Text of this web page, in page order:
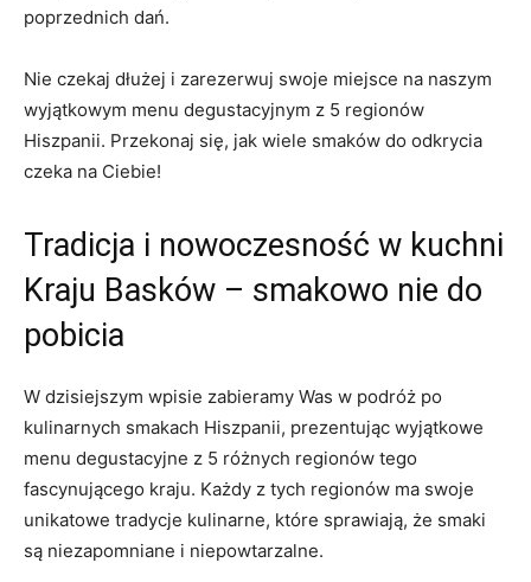
poprzednich dań.
Nie czekaj dłużej i zarezerwuj swoje miejsce na naszym
wyjątkowym menu degustacyjnym z 5 regionów
Hiszpanii. Przekonaj się, jak wiele smaków do odkrycia
czeka na Ciebie!
Tradicja i nowoczesność w kuchni
Kraju Basków – smakowo nie do
pobicia
W dzisiejszym wpisie zabieramy Was w podróż po
kulinarnych smakach Hiszpanii, prezentując wyjątkowe
menu degustacyjne z 5 różnych regionów tego
fascynującego kraju. Każdy z tych regionów ma swoje
unikatowe tradycje kulinarne, które sprawiają, że smaki
są niezapomniane i niepowtarzalne.